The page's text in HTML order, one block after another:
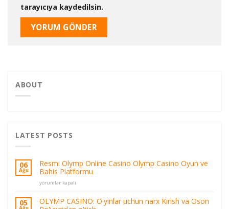
tarayıcıya kaydedilsin.
ABOUT
LATEST POSTS
06
Ağu
Resmi Olymp Online Casino Olymp Casino Oyun ve
Bahis Platformu
Resmi
Online
Casino
yorumlar kapalı
05
OLYMP CASINO: O'yinlar uchun narx Kirish va Oson